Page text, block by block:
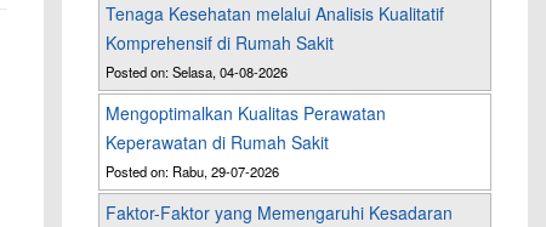
Tenaga Kesehatan melalui Analisis Kualitatif
Komprehensif di Rumah Sakit
Posted on: Selasa, 04-08-2026
Mengoptimalkan Kualitas Perawatan
Keperawatan di Rumah Sakit
Posted on: Rabu, 29-07-2026
Faktor-Faktor yang Memengaruhi Kesadaran